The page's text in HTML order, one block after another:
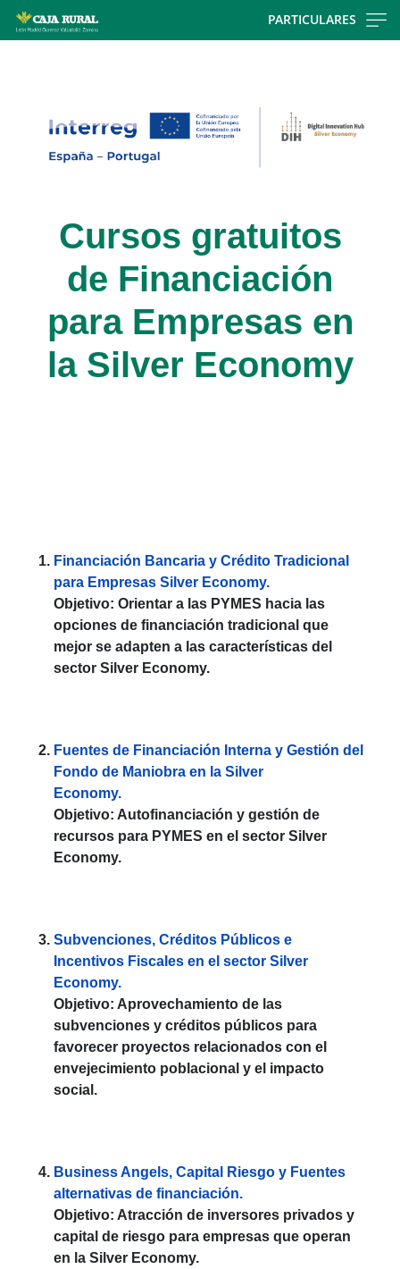
PARTICULARES
espere...
Cursos gratuitos
de Financiación
para Empresas en
la Silver Economy
Financiación Bancaria y Crédito Tradicional
para Empresas Silver Economy.
Objetivo: Orientar a las PYMES hacia las
opciones de financiación tradicional que
mejor se adapten a las características del
sector Silver Economy.
Fuentes de Financiación Interna y Gestión del
Fondo de Maniobra en la Silver
Economy.
Objetivo: Autofinanciación y gestión de
recursos para PYMES en el sector Silver
Economy.
Subvenciones, Créditos Públicos e
Incentivos Fiscales en el sector Silver
Economy.
Objetivo: Aprovechamiento de las
subvenciones y créditos públicos para
favorecer proyectos relacionados con el
envejecimiento poblacional y el impacto
social.
Business Angels, Capital Riesgo y Fuentes
alternativas de financiación.
Objetivo: Atracción de inversores privados y
capital de riesgo para empresas que operan
en la Silver Economy.